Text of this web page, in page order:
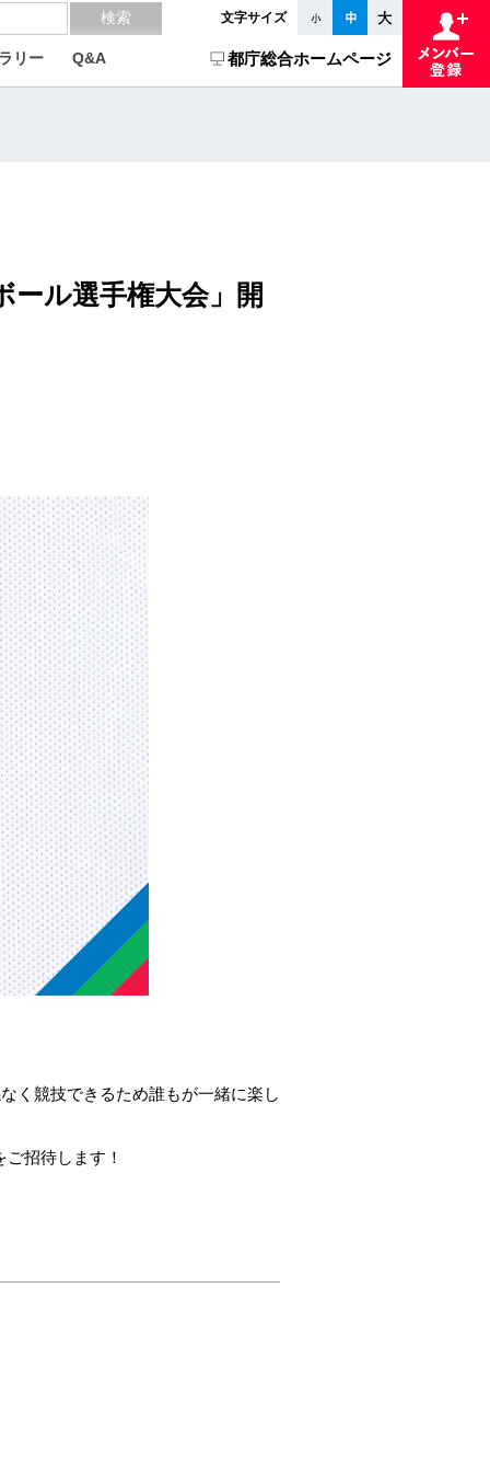
文字サイズ
リー Q&A 都庁総合ホームページ
ール選手権大会」開
く競技できるため誰もが一緒に楽し
招待します！